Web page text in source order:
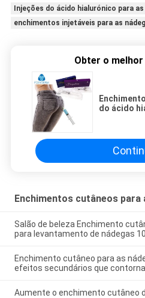
Injeções do ácido hialurónico para as
enchimentos injetáveis para as
Obter o
do ácido
Enchimentos cutâneos para
Salão de beleza Enchimento
para levantamento de nádegas
Enchimento cutâneo para as
efeitos secundários que contorna
Aumente o enchimento cutâneo